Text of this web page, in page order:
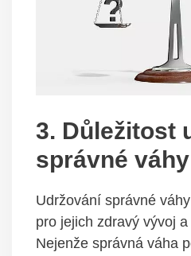
3. Důležitost
správné
Udržování správné
pro jejich zdravý vývoj
Nejenže správná váha